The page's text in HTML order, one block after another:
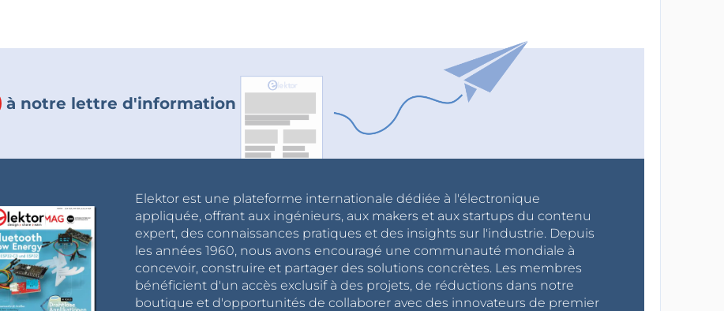
à notre lettre d'information
Elektor est une plateforme internationale dédiée à l'électronique
appliquée, offrant aux ingénieurs, aux makers et aux startups du contenu
expert, des connaissances pratiques et des insights sur l'industrie. Depuis
les années 1960, nous avons encouragé une communauté mondiale à
concevoir, construire et partager des solutions concrètes. Les membres
bénéficient d'un accès exclusif à des projets, de réductions dans notre
boutique et d'opportunités de collaborer avec des innovateurs de premier